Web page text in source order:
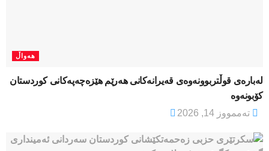
هەواڵ
لەبارەی قوڵتربوونەوەی قەیرانەكانی هەرێم هێزەچەپەكانی كوردستان
كۆبونەوە
تەممووز 14, 2026